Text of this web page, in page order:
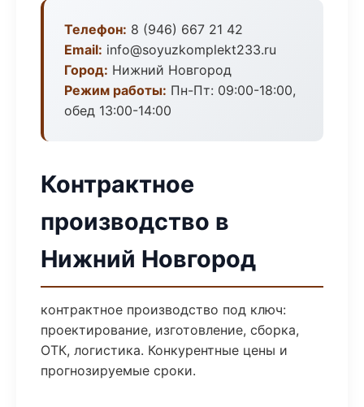
Телефон: 8 (946) 667 21 42
Email: info@soyuzkomplekt233.ru
Город: Нижний Новгород
Режим работы: Пн-Пт: 09:00-18:00,
обед 13:00-14:00
Контрактное
производство в
Нижний Новгород
контрактное производство под ключ:
проектирование, изготовление, сборка,
ОТК, логистика. Конкурентные цены и
прогнозируемые сроки.